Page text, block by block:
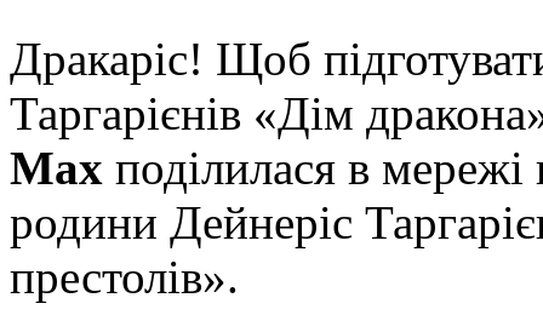
Дракаріс! Щоб
Таргарієнів «Дім
Max поділилася в мережі
родини Дейнеріс
престолів».